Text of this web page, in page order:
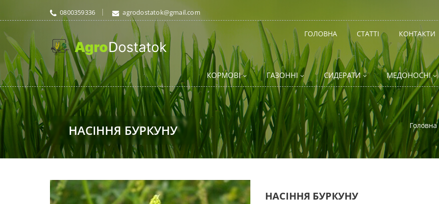
0800359336 agrodostatok@gmail.com
ГОЛОВНА СТАТТІ КОНТАКТИ
КОРМОВІ ГАЗОННІ СИДЕРАТИ МЕДОНОСНІ
НАСІННЯ БУРКУНУ Головна
НАСІННЯ БУРКУНУ